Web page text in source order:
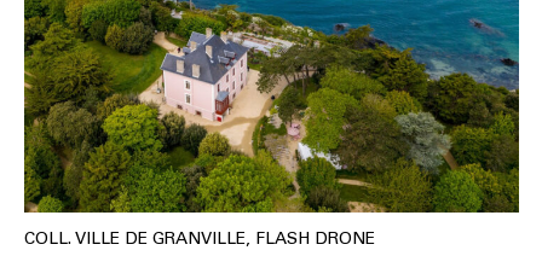
COLL. VILLE DE GRANVILLE, FLASH DRONE